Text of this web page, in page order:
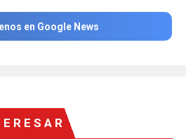
en Google News